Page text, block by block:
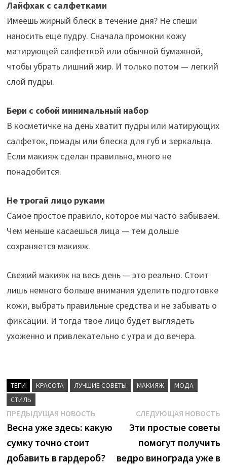
Лайфхак с салфетками
Имеешь жирный блеск в течение дня? Не спеши
наносить еще пудру. Сначала промокни кожу
матирующей салфеткой или обычной бумажной,
чтобы убрать лишний жир. И только потом — легкий
слой пудры.
Бери с собой минимальный набор
В косметичке на день хватит пудры или матирующих
салфеток, помады или блеска для губ и зеркальца.
Если макияж сделан правильно, много не
понадобится.
Не трогай лицо руками
Самое простое правило, которое мы часто забываем.
Чем меньше касаешься лица — тем дольше
сохраняется макияж.
Свежий макияж на весь день — это реально. Стоит
лишь немного больше внимания уделить подготовке
кожи, выбрать правильные средства и не забывать о
фиксации. И тогда твое лицо будет выглядеть
ухоженно и привлекательно с утра и до вечера.
ТЕГИ КРАСОТА ЛУЧШИЕ СОВЕТЫ МАКИЯЖ
МОДА
СТИЛЬ
Навигация
по
записям
ПРЕДЫДУЩАЯ НОВОСТЬПредыдущая
новость:
Весна уже здесь: какую
сумку точно стоит
добавить в гардероб?
СЛЕДУЮЩАЯ НОВОСТЬ
Эти простые советы
помогут получить
ведро винограда уже в